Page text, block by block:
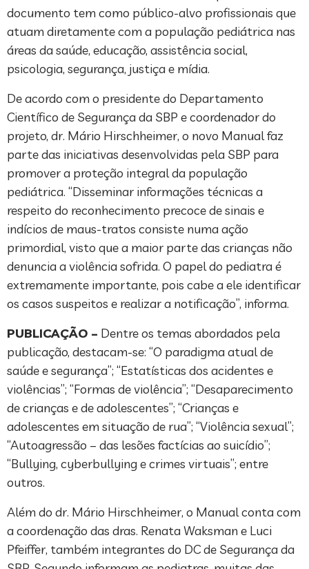
documento tem como público-alvo profissionais que
atuam diretamente com a população pediátrica nas
áreas da saúde, educação, assistência social,
psicologia, segurança, justiça e mídia.
De acordo com o presidente do Departamento
Científico de Segurança da SBP e coordenador do
projeto, dr. Mário Hirschheimer, o novo Manual faz
parte das iniciativas desenvolvidas pela SBP para
promover a proteção integral da população
pediátrica. “Disseminar informações técnicas a
respeito do reconhecimento precoce de sinais e
indícios de maus-tratos consiste numa ação
primordial, visto que a maior parte das crianças não
denuncia a violência sofrida. O papel do pediatra é
extremamente importante, pois cabe a ele identificar
os casos suspeitos e realizar a notificação”, informa.
PUBLICAÇÃO – Dentre os temas abordados pela
publicação, destacam-se: “O paradigma atual de
saúde e segurança”; “Estatísticas dos acidentes e
violências”; “Formas de violência”; “Desaparecimento
de crianças e de adolescentes”; “Crianças e
adolescentes em situação de rua”; “Violência sexual”;
“Autoagressão – das lesões factícias ao suicídio”;
“Bullying, cyberbullying e crimes virtuais”; entre
outros.
Além do dr. Mário Hirschheimer, o Manual conta com
a coordenação das dras. Renata Waksman e Luci
Pfeiffer, também integrantes do DC de Segurança da